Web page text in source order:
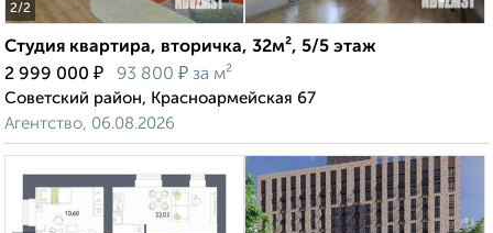
2/2
Студия квартира, вторичка, 32м², 5/5 этаж
2 999 000 ₽ 93 800 ₽ за м²
Советский район, Красноармейская 67
Агентство, 06.08.2026